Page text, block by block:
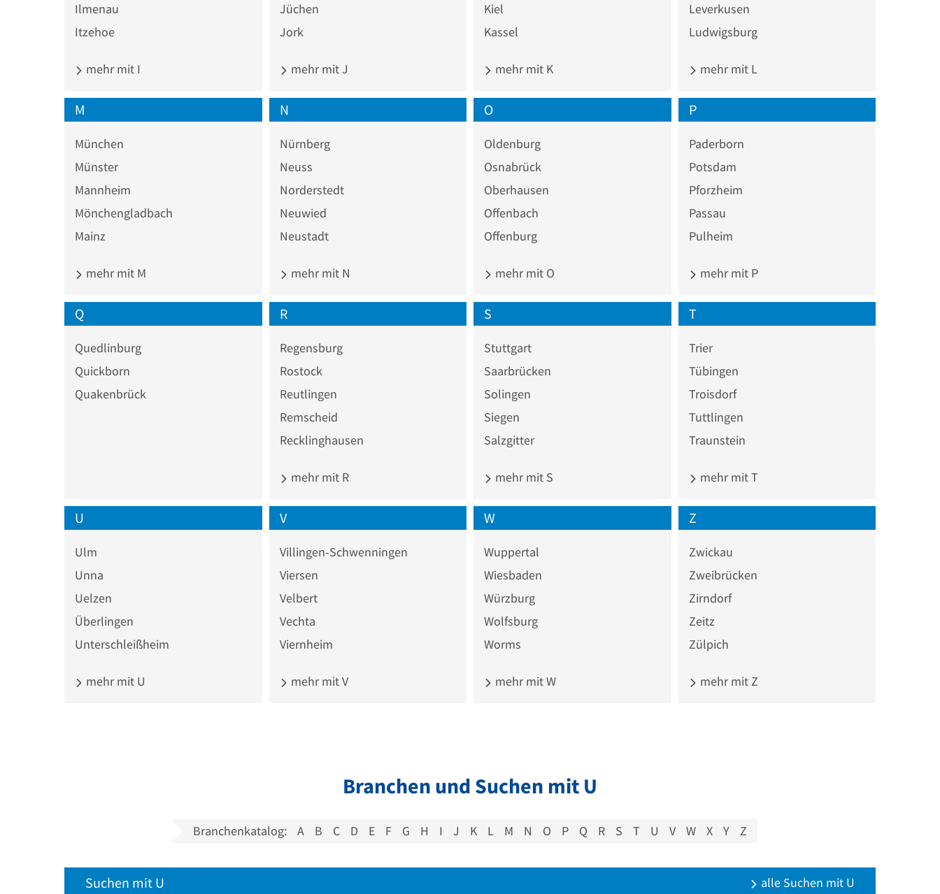
Ilmenau
Itzehoe
mehr mit I
Jüchen
Jork
mehr mit J
Kiel
Kassel
mehr mit K
Leverkusen
Ludwigsburg
mehr mit L
M
München
Münster
Mannheim
Mönchengladbach
Mainz
mehr mit M
N
Nürnberg
Neuss
Norderstedt
Neuwied
Neustadt
mehr mit N
O
Oldenburg
Osnabrück
Oberhausen
Offenbach
Offenburg
mehr mit O
P
Paderborn
Potsdam
Pforzheim
Passau
Pulheim
mehr mit P
Q
Quedlinburg
Quickborn
Quakenbrück
R
Regensburg
Rostock
Reutlingen
Remscheid
Recklinghausen
mehr mit R
S
Stuttgart
Saarbrücken
Solingen
Siegen
Salzgitter
mehr mit S
T
Trier
Tübingen
Troisdorf
Tuttlingen
Traunstein
mehr mit T
U
Ulm
Unna
Uelzen
Überlingen
Unterschleißheim
mehr mit U
V
Villingen-Schwenningen
Viersen
Velbert
Vechta
Viernheim
mehr mit V
W
Wuppertal
Wiesbaden
Würzburg
Wolfsburg
Worms
mehr mit W
Z
Zwickau
Zweibrücken
Zirndorf
Zeitz
Zülpich
mehr mit Z
Branchen und Suchen mit U
Branchenkatalog: A B C D E F G H I J K L M N O P Q R S T U V W X Y Z
Suchen mit U alle Suchen mit U